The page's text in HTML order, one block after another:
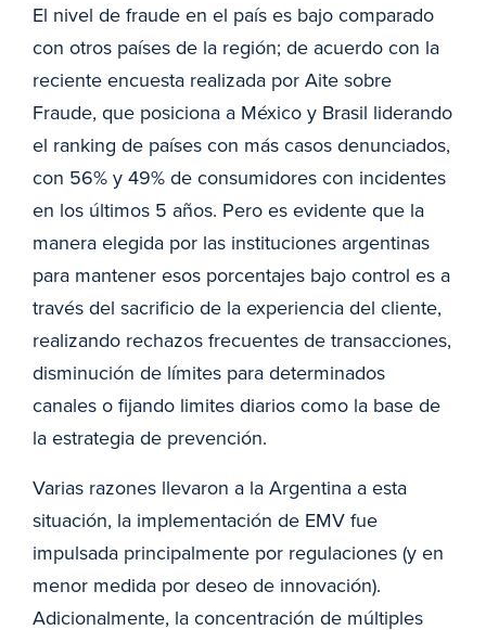
El nivel de fraude en el país es bajo comparado
con otros países de la región; de acuerdo con la
reciente encuesta realizada por Aite sobre
Fraude, que posiciona a México y Brasil liderando
el ranking de países con más casos denunciados,
con 56% y 49% de consumidores con incidentes
en los últimos 5 años. Pero es evidente que la
manera elegida por las instituciones argentinas
para mantener esos porcentajes bajo control es a
través del sacrificio de la experiencia del cliente,
realizando rechazos frecuentes de transacciones,
disminución de límites para determinados
canales o fijando limites diarios como la base de
la estrategia de prevención.
Varias razones llevaron a la Argentina a esta
situación, la implementación de EMV fue
impulsada principalmente por regulaciones (y en
menor medida por deseo de innovación).
Adicionalmente, la concentración de múltiples